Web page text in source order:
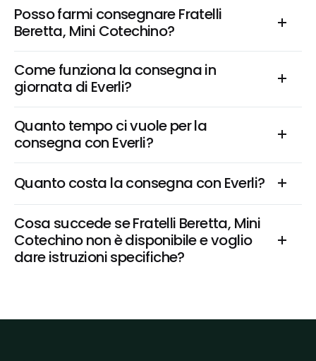
Posso farmi consegnare Fratelli
Beretta, Mini Cotechino?
Come funziona la consegna in
giornata di Everli?
Quanto tempo ci vuole per la
consegna con Everli?
Quanto costa la consegna con Everli?
Cosa succede se Fratelli Beretta, Mini
Cotechino non è disponibile e voglio
dare istruzioni specifiche?